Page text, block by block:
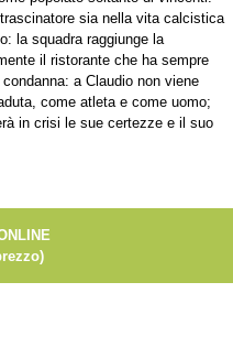
sia nella vita calcistica
la squadra raggiunge la
il ristorante che ha sempre
a Claudio non viene
come atleta e come uomo;
in crisi le sue certezze e il suo